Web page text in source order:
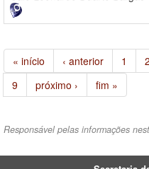
« início ‹ anterior 1 2
9
próximo › fim »
Responsável pelas informações